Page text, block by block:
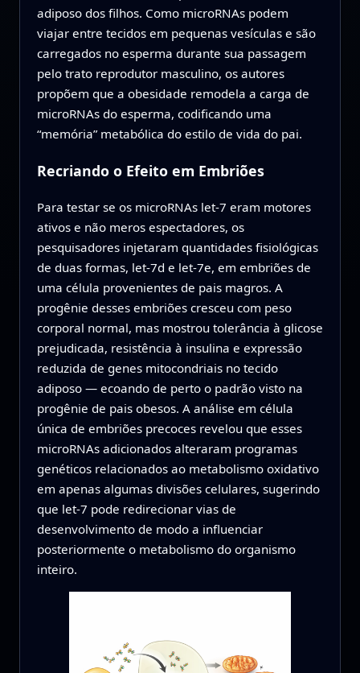
adiposo dos filhos. Como microRNAs podem
viajar entre tecidos em pequenas vesículas e são
carregados no esperma durante sua passagem
pelo trato reprodutor masculino, os autores
propõem que a obesidade remodela a carga de
microRNAs do esperma, codificando uma
“memória” metabólica do estilo de vida do pai.
Recriando o Efeito em Embriões
Para testar se os microRNAs let-7 eram motores
ativos e não meros espectadores, os
pesquisadores injetaram quantidades fisiológicas
de duas formas, let-7d e let-7e, em embriões de
uma célula provenientes de pais magros. A
progênie desses embriões cresceu com peso
corporal normal, mas mostrou tolerância à glicose
prejudicada, resistência à insulina e expressão
reduzida de genes mitocondriais no tecido
adiposo — ecoando de perto o padrão visto na
progênie de pais obesos. A análise em célula
única de embriões precoces revelou que esses
microRNAs adicionados alteraram programas
genéticos relacionados ao metabolismo oxidativo
em apenas algumas divisões celulares, sugerindo
que let-7 pode redirecionar vias de
desenvolvimento de modo a influenciar
posteriormente o metabolismo do organismo
inteiro.